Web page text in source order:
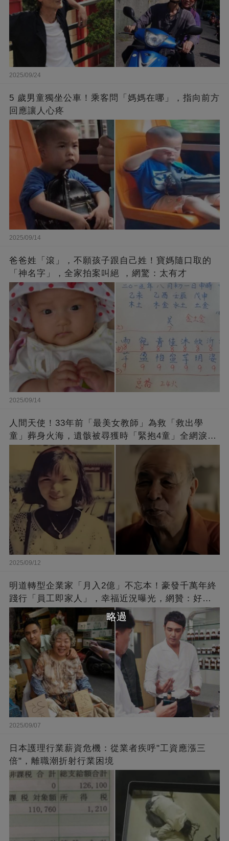
2025/09/24
5 歲男童獨坐公車！乘客問「媽媽在哪」，指向前方
回應讓人心疼
2025/09/14
爸爸姓「滾」，不願孩子跟自己姓！寶媽隨口取的
「神名字」，全家拍案叫絕 ，網驚：太有才
2025/09/14
人間天使！33年前「最美女教師」為救「救出學
童」葬身火海，遺骸被尋獲時「緊抱4童」全網淚
崩：真正的英雄不該被遺忘
2025/09/12
明道轉型企業家「月入2億」不忘本！豪發千萬年終
踐行「員工即家人」，幸福近況曝光，網贊：好老
闆的福報
2025/09/07
日本護理行業薪資危機：從業者疾呼"工資應漲三
倍"，離職潮折射行業困境
略過